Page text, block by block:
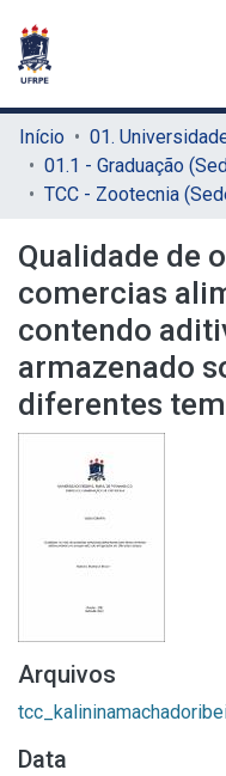
Início
01.1 - Graduação
TCC - Zootecnia
Qualidade de
comercias
contendo
armazenado
diferentes
Arquivos
Data